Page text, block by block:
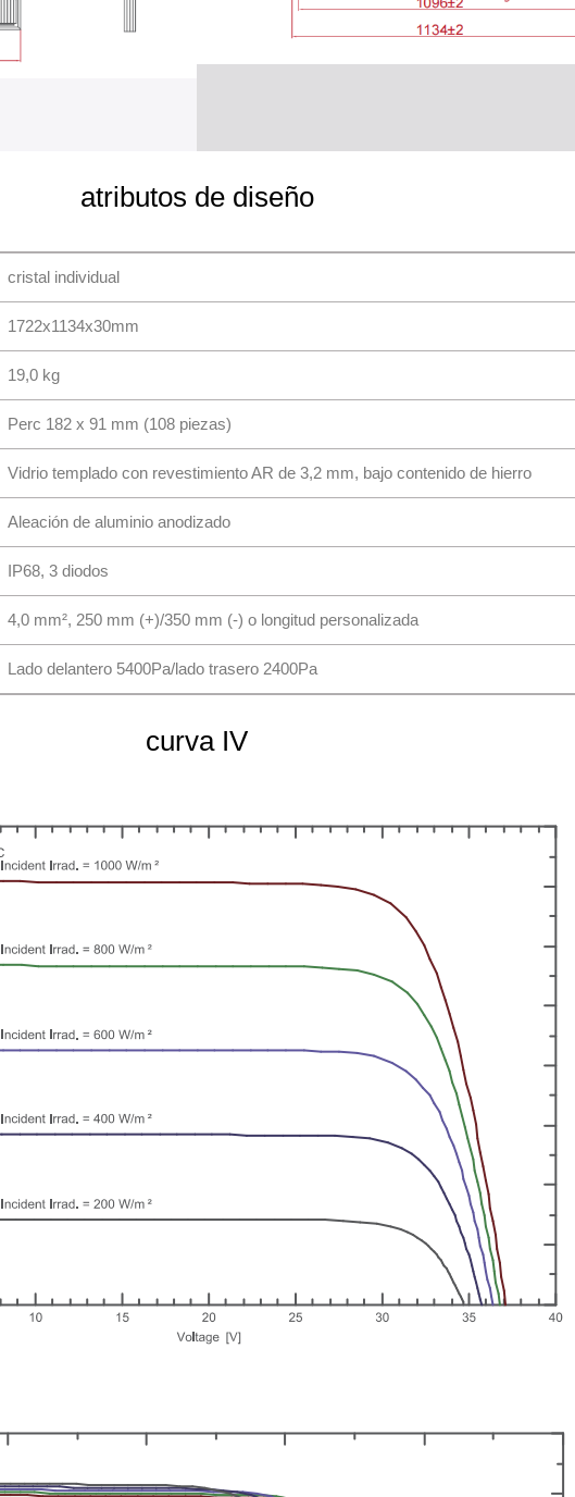
atributos de diseño
cristal individual
1722x1134x30mm
19,0 kg
Perc 182 x 91 mm (108 piezas)
Vidrio templado con revestimiento AR de 3,2 mm, bajo contenido de hierro
Aleación de aluminio anodizado
IP68, 3 diodos
4,0 mm², 250 mm (+)/350 mm (-) o longitud personalizada
Lado delantero 5400Pa/lado trasero 2400Pa
curva IV